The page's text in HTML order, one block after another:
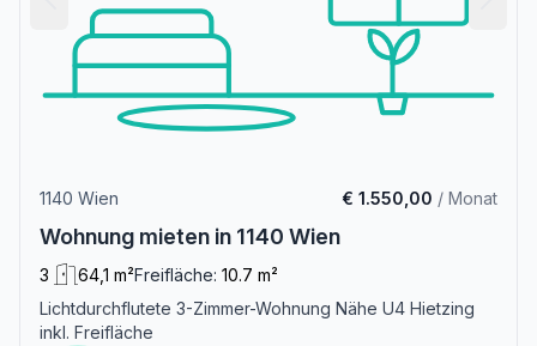
1140 Wien € 1.550,00 / Monat
Wohnung mieten in 1140 Wien
3 64,1 m²Freifläche: 10.7 m²
Lichtdurchflutete 3-Zimmer-Wohnung Nähe U4 Hietzing
inkl. Freifläche